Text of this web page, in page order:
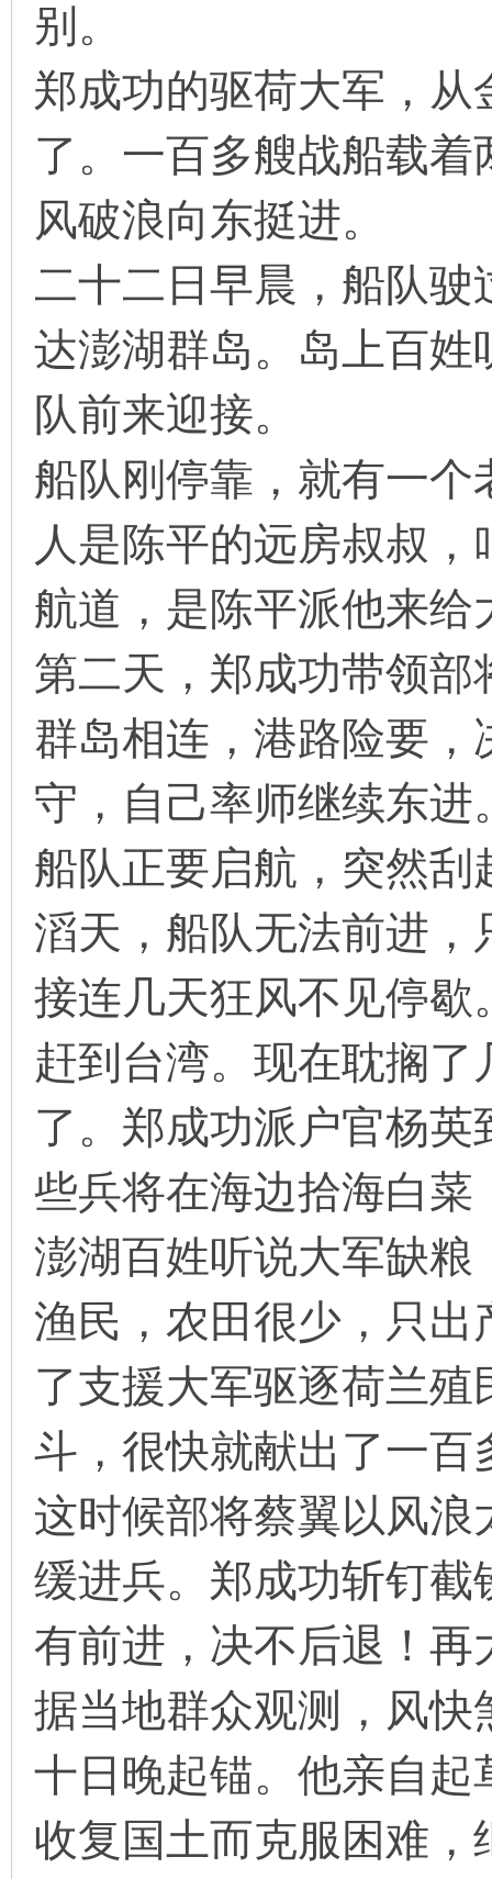
别。
郑成功的驱荷大军，
了。一百多艘战船载
风破浪向东挺进。
二十二日早晨，船队
达澎湖群岛。岛上百
队前来迎接。
船队刚停靠，就有一
人是陈平的远房叔叔
航道，是陈平派他来给
第二天，郑成功带领
群岛相连，港路险要
守，自己率师继续东进
船队正要启航，突然
滔天，船队无法前进
接连几天狂风不见停
赶到台湾。现在耽搁
了。郑成功派户官杨
些兵将在海边拾海白菜
澎湖百姓听说大军缺
渔民，农田很少，只
了支援大军驱逐荷兰
斗，很快就献出了一百
这时候部将蔡翼以风
缓进兵。郑成功斩钉截
有前进，决不后退！再
据当地群众观测，风
十日晚起锚。他亲自
收复国土而克服困难，